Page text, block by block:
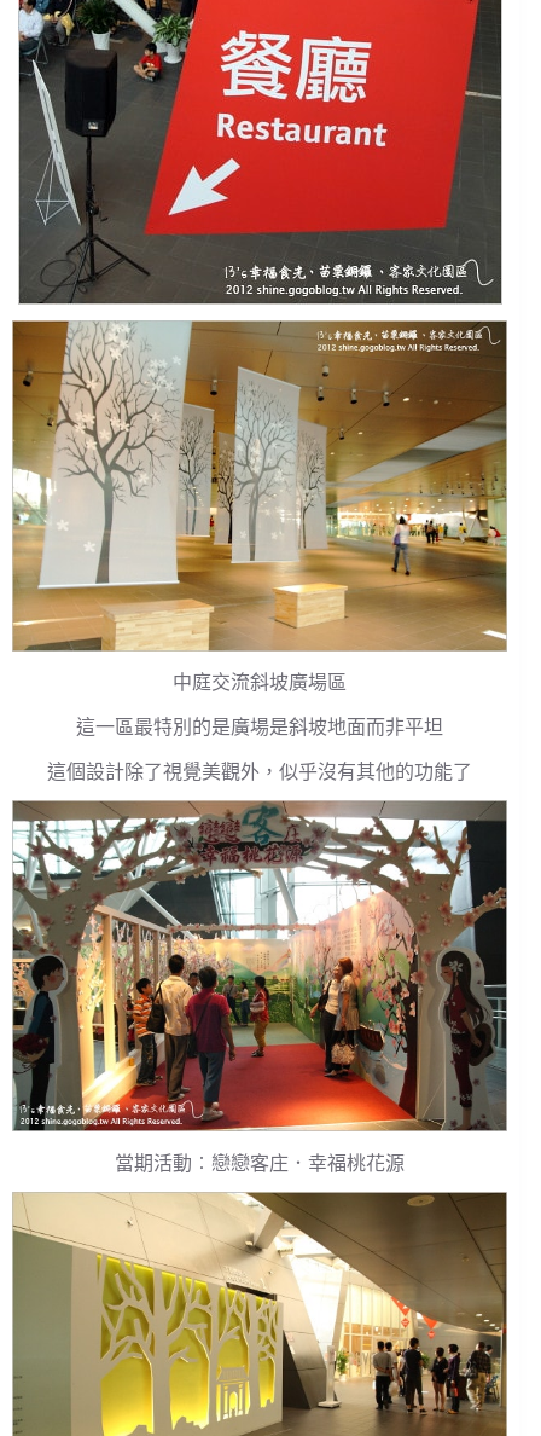
中庭交流斜坡廣場區
這一區最特別的是廣場是斜坡地面而非平坦
這個設計除了視覺美觀外，似乎沒有其他的功能了
當期活動︰戀戀客庄．幸福桃花源